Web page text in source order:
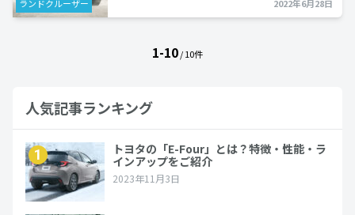
ランドクルーザー 2022年6月28日
1-10/ 10件
人気記事ランキング